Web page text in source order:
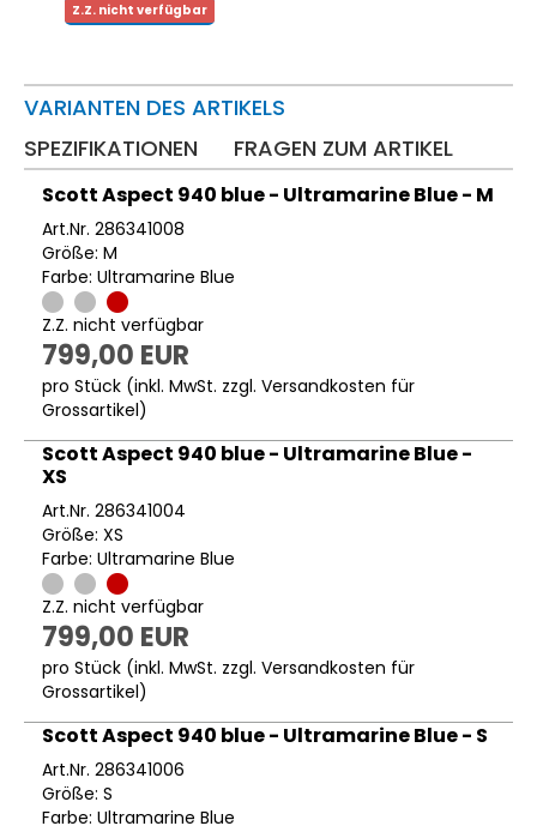
Z.Z. nicht verfügbar
VARIANTEN DES ARTIKELS
SPEZIFIKATIONEN
FRAGEN ZUM ARTIKEL
Scott Aspect 940 blue - Ultramarine Blue - M
Art.Nr. 286341008
Größe: M
Farbe: Ultramarine Blue
Z.Z. nicht verfügbar
799,00 EUR
pro Stück (inkl. MwSt. zzgl. Versandkosten für
Grossartikel)
Scott Aspect 940 blue - Ultramarine Blue -
XS
Art.Nr. 286341004
Größe: XS
Farbe: Ultramarine Blue
Z.Z. nicht verfügbar
799,00 EUR
pro Stück (inkl. MwSt. zzgl. Versandkosten für
Grossartikel)
Scott Aspect 940 blue - Ultramarine Blue - S
Art.Nr. 286341006
Größe: S
Farbe: Ultramarine Blue